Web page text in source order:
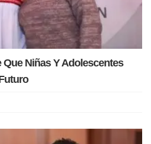
Niñas Y Adolescentes